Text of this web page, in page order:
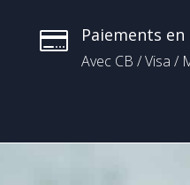
 Paiements en
Avec CB / Visa /